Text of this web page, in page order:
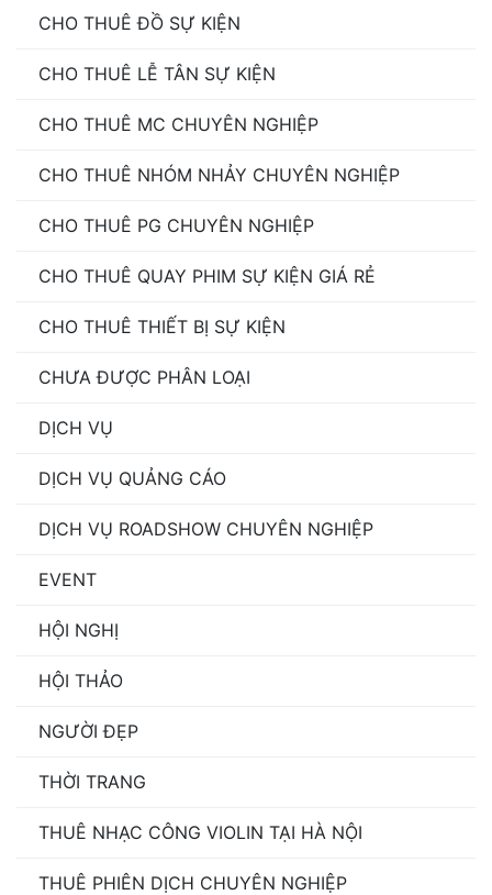
CHO THUÊ ĐỒ SỰ KIỆN
CHO THUÊ LỄ TÂN SỰ KIỆN
CHO THUÊ MC CHUYÊN NGHIỆP
CHO THUÊ NHÓM NHẢY CHUYÊN NGHIỆP
CHO THUÊ PG CHUYÊN NGHIỆP
CHO THUÊ QUAY PHIM SỰ KIỆN GIÁ RẺ
CHO THUÊ THIẾT BỊ SỰ KIỆN
CHƯA ĐƯỢC PHÂN LOẠI
DỊCH VỤ
DỊCH VỤ QUẢNG CÁO
DỊCH VỤ ROADSHOW CHUYÊN NGHIỆP
EVENT
HỘI NGHỊ
HỘI THẢO
NGƯỜI ĐẸP
THỜI TRANG
THUÊ NHẠC CÔNG VIOLIN TẠI HÀ NỘI
THUÊ PHIÊN DỊCH CHUYÊN NGHIỆP